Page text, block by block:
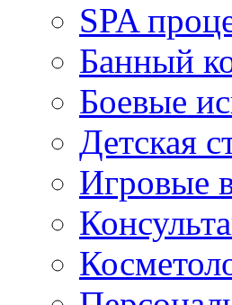
SPA
Банный
Боевые
Детская
Игровые